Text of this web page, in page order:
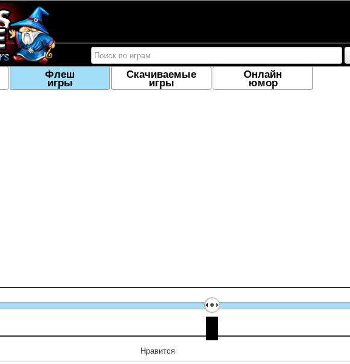
Флеш
игры
Скачиваемые
игры
Онлайн
юмор
Нравится